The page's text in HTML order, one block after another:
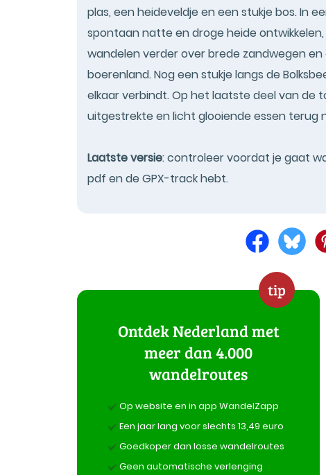
plas, een heideveldje en een stukje bos. In
spontaan natte en droge heide
wandelen verder over brede zandwegen
boerenland. Nog een stukje langs de
elkaar verbindt. Op het laatste deel van de
uitgestrekte en licht glooiende essen terug
Laatste versie: controleer voordat je gaat
pdf en de GPX-track hebt.
tip
Ontdek Nederland met
meer dan 4.000
wandelroutes
Op website en in app WandelZapp
Een jaar lang voor slechts 13,49 euro
Goedkoper dan losse wandelroutes
Geen automatische verlenging